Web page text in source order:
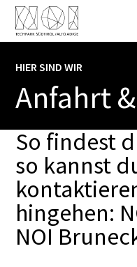
HIER SIND WIR
Anfahrt
So findest
so kannst
hingehen:
NOI
Jetzt
E-MAIL GEHT IMMER.
Vorname
Nachname
Unsere
Montag